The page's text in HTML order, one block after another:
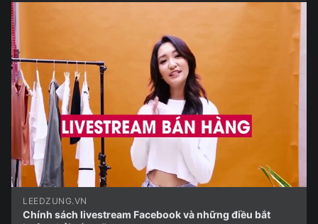
LEEDZUNG.VN
Chính sách livestream Facebook và những điều bắt